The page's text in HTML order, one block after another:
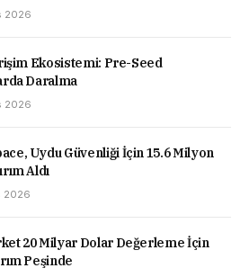
2026
Ekosistemi: Pre-Seed
Daralma
2026
Uydu Güvenliği İçin 15.6 Milyon
Aldı
2026
20 Milyar Dolar Değerleme İçin
Peşinde